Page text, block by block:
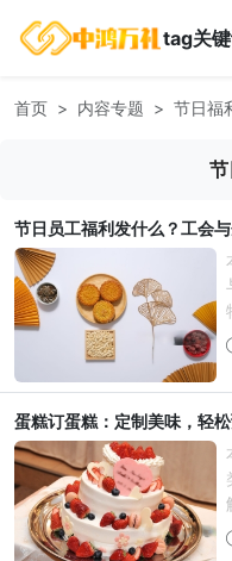
tag关
首页 内容专题 节日福
节日员工福利发什么？工会
蛋糕订蛋糕：定制美味，轻